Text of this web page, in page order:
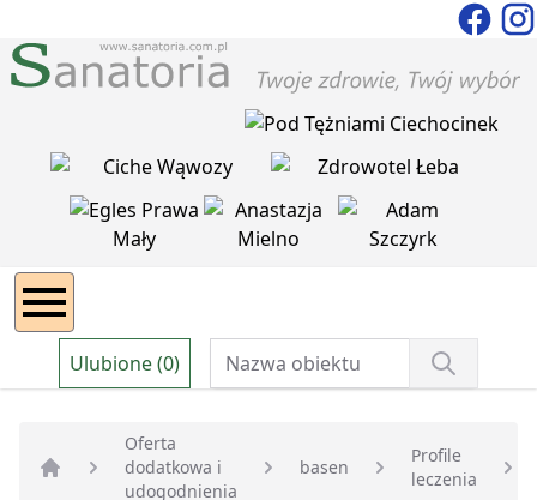
Ulubione (0)
Strona główna
Oferta
dodatkowa i
udogodnienia
basen
Profile
leczenia